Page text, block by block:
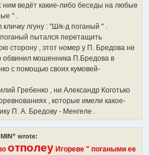
ним ведёт какие-либо беседы на любые
" .
лгуну : "Ш/к-д поганый " .
пытался перетащить
сторону , этот номер у П. Бредова не
обвинил мошенника П.Бредова в
с помощью своих кумовей-
Гребенко , ни Александр Коготько
, которые имели какое-
П. А. Бредову - Менгеле .
wrote:
отполеу Игореве " погаными ее